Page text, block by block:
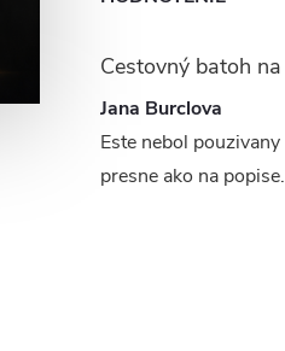
Jana Burclova
Este nebol
presne ako na popise.